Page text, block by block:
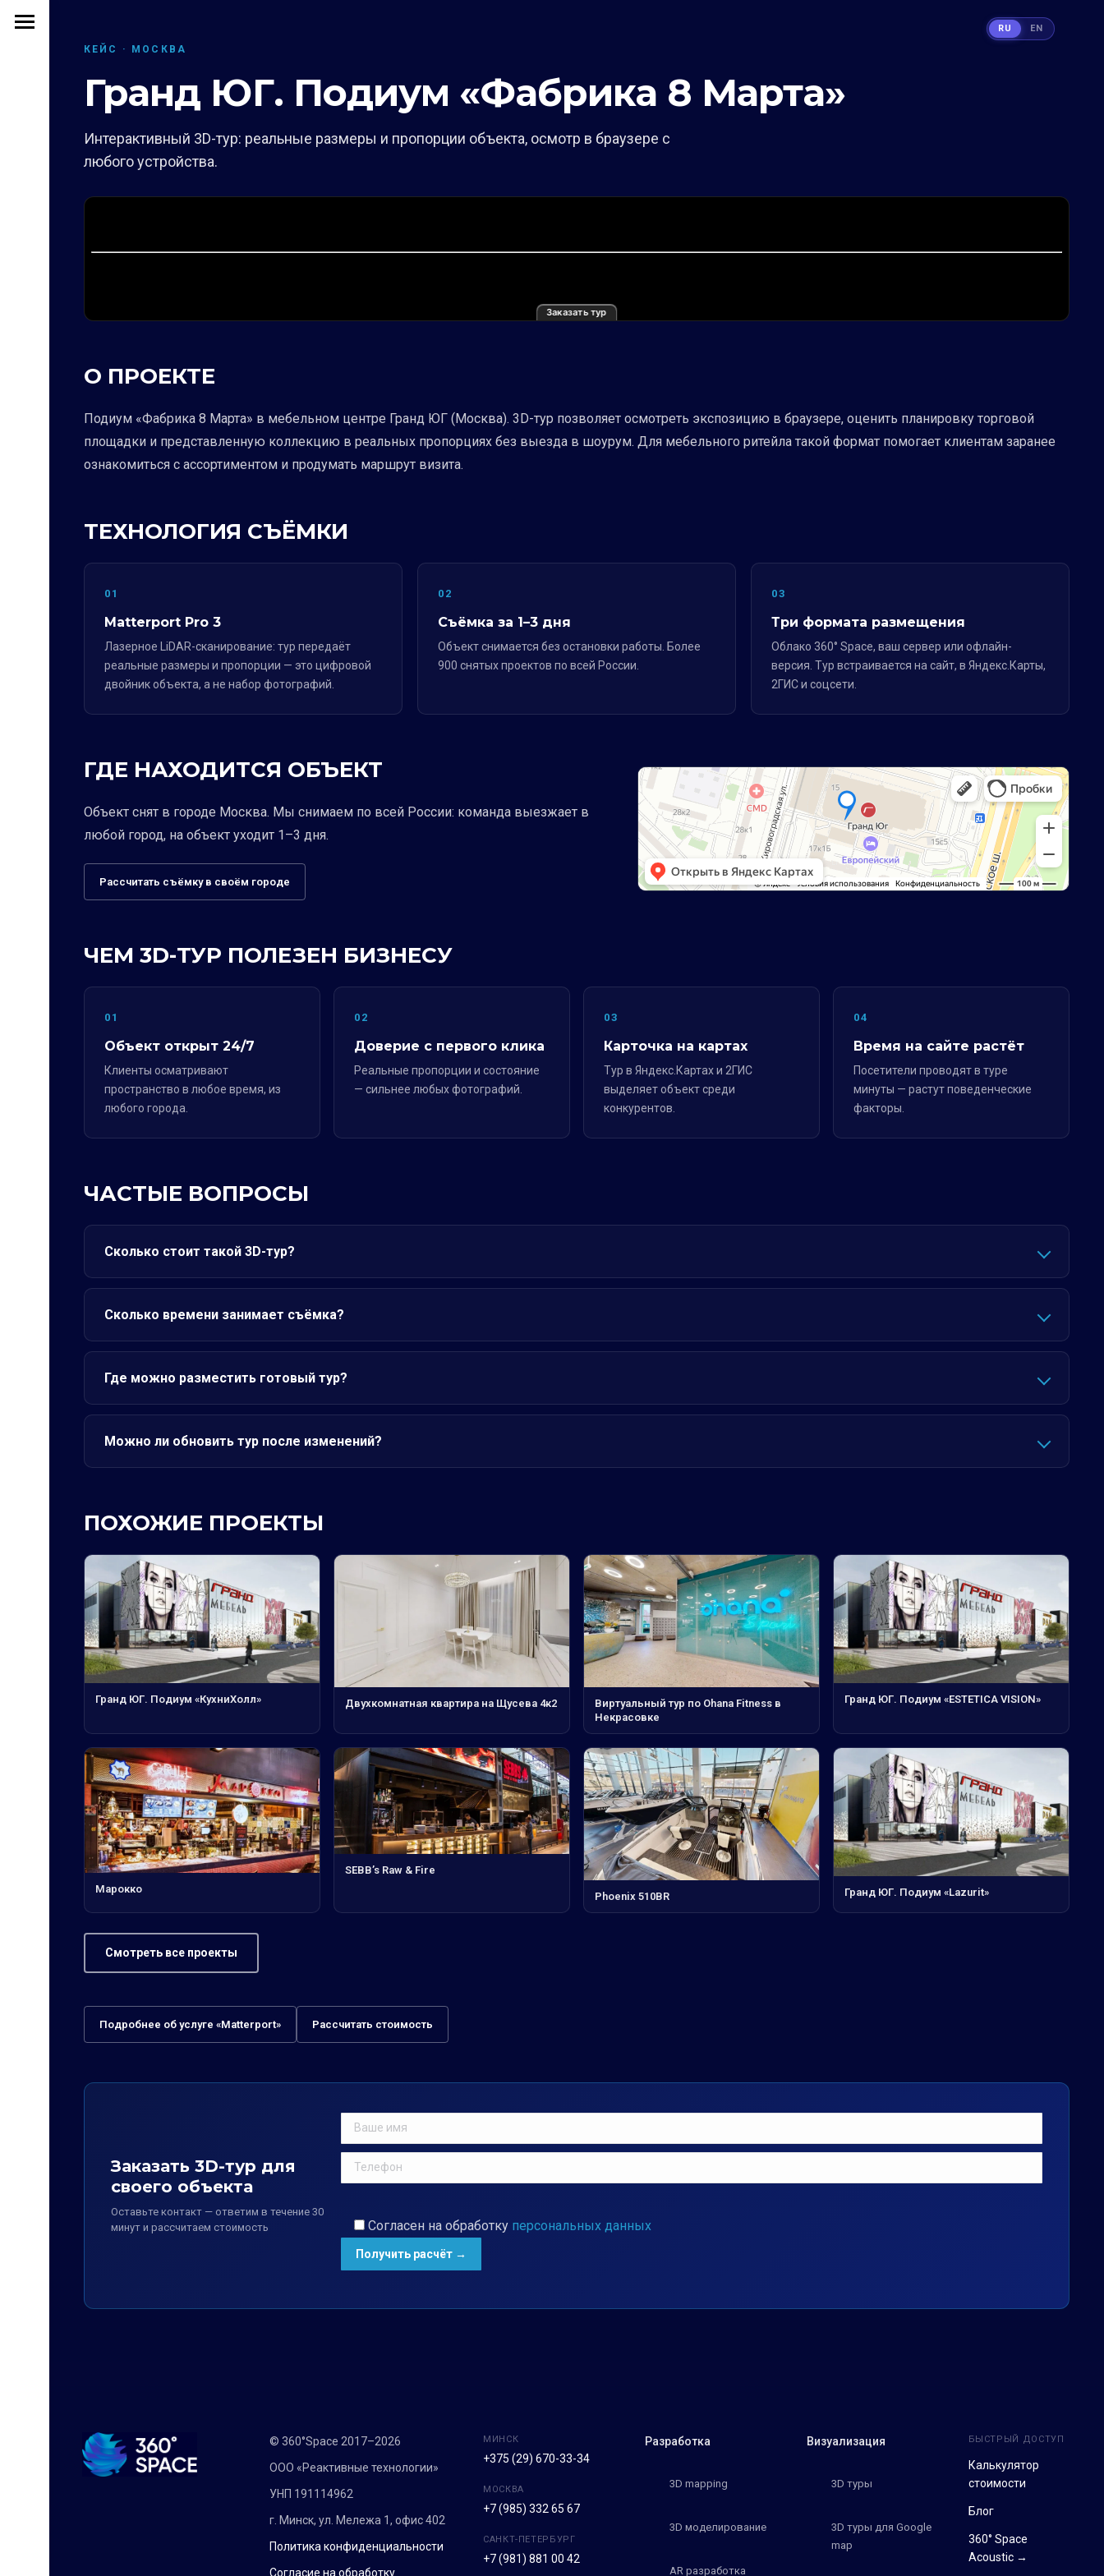
КЕЙС · МОСКВА
Гранд ЮГ. Подиум «Фабрика 8 Марта»
Интерактивный 3D-тур: реальные размеры и пропорции объекта, осмотр в браузере с
любого устройства.
Заказать тур
О ПРОЕКТЕ
Подиум «Фабрика 8 Марта» в мебельном центре Гранд ЮГ (Москва). 3D-тур позволяет осмотреть экспозицию в браузере, оценить планировку торговой
площадки и представленную коллекцию в реальных пропорциях без выезда в шоурум. Для мебельного ритейла такой формат помогает клиентам заранее
ознакомиться с ассортиментом и продумать маршрут визита.
ТЕХНОЛОГИЯ СЪЁМКИ
01
Matterport Pro 3
Лазерное LiDAR-сканирование: тур передаёт
реальные размеры и пропорции — это цифровой
двойник объекта, а не набор фотографий.
02
Съёмка за 1–3 дня
Объект снимается без остановки работы. Более
900 снятых проектов по всей России.
03
Три формата размещения
Облако 360° Space, ваш сервер или офлайн-
версия. Тур встраивается на сайт, в Яндекс.Карты,
2ГИС и соцсети.
ГДЕ НАХОДИТСЯ ОБЪЕКТ
Объект снят в городе Москва. Мы снимаем по всей России: команда выезжает в
любой город, на объект уходит 1–3 дня.
Рассчитать съёмку в своём городе
ЧЕМ 3D-ТУР ПОЛЕЗЕН БИЗНЕСУ
01
Объект открыт 24/7
Клиенты осматривают
пространство в любое время, из
любого города.
02
Доверие с первого клика
Реальные пропорции и состояние
— сильнее любых фотографий.
03
Карточка на картах
Тур в Яндекс.Картах и 2ГИС
выделяет объект среди
конкурентов.
04
Время на сайте растёт
Посетители проводят в туре
минуты — растут поведенческие
факторы.
ЧАСТЫЕ ВОПРОСЫ
Сколько стоит такой 3D-тур?
Сколько времени занимает съёмка?
Где можно разместить готовый тур?
Можно ли обновить тур после изменений?
ПОХОЖИЕ ПРОЕКТЫ
Гранд ЮГ. Подиум «КухниХолл» Двухкомнатная квартира на Щусева 4к2
Виртуальный тур по Ohana Fitness в
Некрасовке
Гранд ЮГ. Подиум «ESTETICA VISION»
Марокко
SEBB’s Raw & Fire
Phoenix 510BR Гранд ЮГ. Подиум «Lazurit»
Смотреть все проекты
Подробнее об услуге «Matterport» Рассчитать стоимость
Заказать 3D-тур для
своего объекта
Оставьте контакт — ответим в течение 30
минут и рассчитаем стоимость
Согласен на обработку персональных данных
© 360°Space 2017–2026
ООО «Реактивные технологии»
УНП 191114962
г. Минск, ул. Мележа 1, офис 402
Политика конфиденциальности
Согласие на обработку
МИНСК
+375 (29) 670-33-34
МОСКВА
+7 (985) 332 65 67
САНКТ-ПЕТЕРБУРГ
+7 (981) 881 00 42
Разработка
3D mapping
3D моделирование
AR разработка
Визуализация
3D туры
3D туры для Google
map
БЫСТРЫЙ ДОСТУП
Калькулятор
стоимости
Блог
360° Space
Acoustic →
RU EN